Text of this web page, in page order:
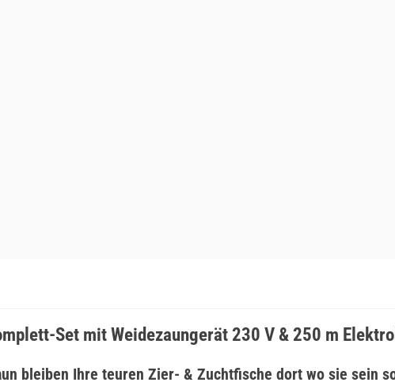
Set mit Weidezaungerät 230 V & 250 m
bleiben Ihre teuren Zier- & Zuchtfische dort wo sie sein